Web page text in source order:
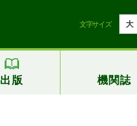
文字サイズ 大
出版 機関誌